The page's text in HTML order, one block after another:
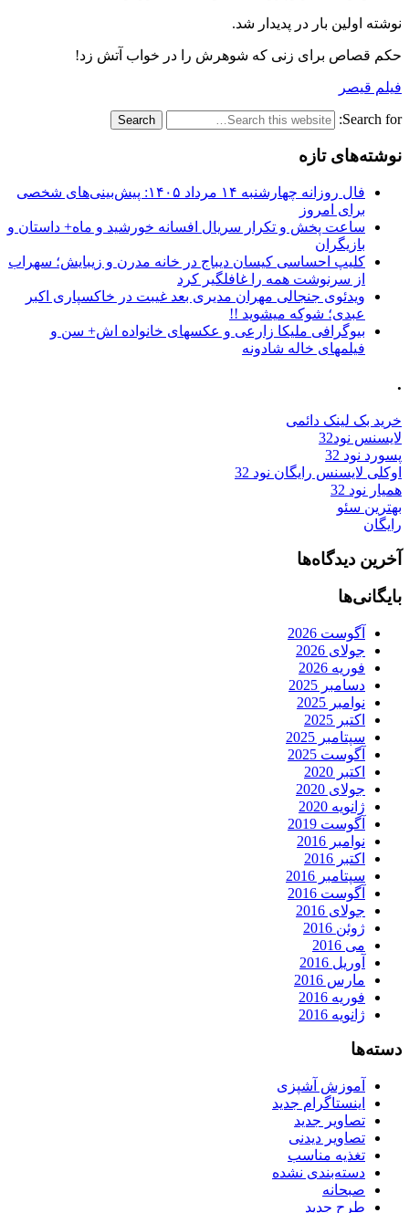
نوشته اولین بار در پدیدار شد.
حکم قصاص برای زنی که شوهرش را در خواب آتش زد!
فیلم قیصر
Search for:
نوشته‌های تازه
فال روزانه چهارشنبه ۱۴ مرداد ۱۴۰۵: پیش‌بینی‌های شخصی
برای امروز
ساعت پخش و تکرار سریال افسانه خورشید و ماه+ داستان و
بازیگران
کلیپ احساسی کیسان دیباج در خانه مدرن و زیبایش؛ سهراب
از سرنوشت همه را غافلگیر کرد
ویدئوی جنجالی مهران مدیری بعد غیبت در خاکسپاری اکبر
عبدی؛ شوکه میشوید !!
بیوگرافی ملیکا زارعی و عکسهای خانواده اش+ سن و
فیلمهای خاله شادونه
.
خرید بک لینک دائمی
لایسنس نود32
پسورد نود 32
اوکلی لایسنس رایگان نود 32
همیار نود 32
بهترین سئو
رایگان
آخرین دیدگاه‌ها
بایگانی‌ها
آگوست 2026
جولای 2026
فوریه 2026
دسامبر 2025
نوامبر 2025
اکتبر 2025
سپتامبر 2025
آگوست 2025
اکتبر 2020
جولای 2020
ژانویه 2020
آگوست 2019
نوامبر 2016
اکتبر 2016
سپتامبر 2016
آگوست 2016
جولای 2016
ژوئن 2016
می 2016
آوریل 2016
مارس 2016
فوریه 2016
ژانویه 2016
دسته‌ها
آموزش آشپزی
اینستاگرام جدید
تصاویر جدید
تصاویر دیدنی
تغذیه مناسب
دسته‌بندی نشده
صبحانه
طرح جدید